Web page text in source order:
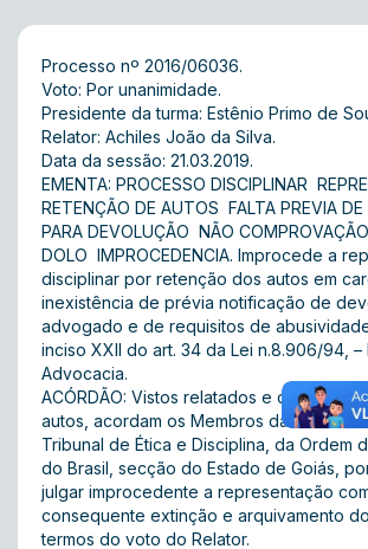
Processo nº 2016/06036.
Voto: Por unanimidade.
Presidente da turma: Estênio Primo de
Relator: Achiles João da Silva.
Data da sessão: 21.03.2019.
EMENTA: PROCESSO DISCIPLINAR 
RETENÇÃO DE AUTOS  FALTA PREVIA
PARA DEVOLUÇÃO  NÃO
DOLO  IMPROCEDENCIA. Improcede a
disciplinar por retenção dos autos em
inexistência de prévia notificação de
advogado e de requisitos de
inciso XXII do art. 34 da Lei n.8.906/94, –
Advocacia.
ACÓRDÃO: Vistos relatados e discutidos
autos, acordam os Membros da Terceira
Tribunal de Ética e Disciplina, da Ordem
do Brasil, secção do Estado de Goiás,
julgar improcedente a representação
consequente extinção e arquivamento
termos do voto do Relator.